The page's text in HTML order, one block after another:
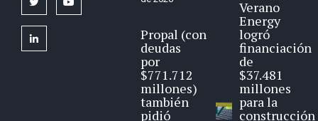
linkedin Propal (con
deudas
por
$771.712
millones)
también
pidió
Verano
Energy
logró
financiación
de
$37.481
millones
para la
construcción